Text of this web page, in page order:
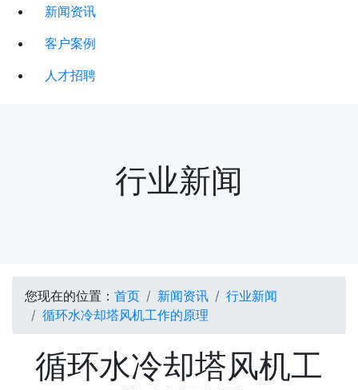
新闻资讯
客户案例
人才招聘
行业新闻
您现在的位置： 首页 新闻资讯
行业新闻
循环水冷却塔风机工作的原理
循环水冷却塔风机工